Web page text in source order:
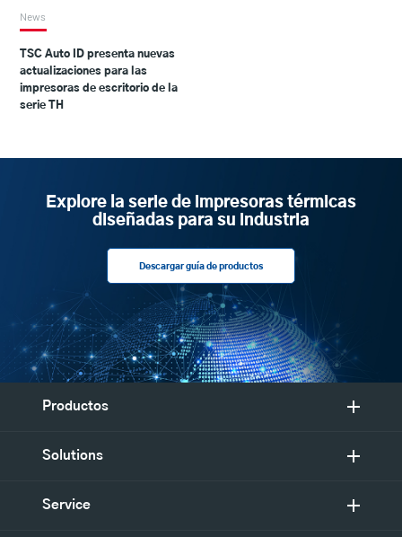
News
TSC Auto ID presenta nuevas
actualizaciones para las
impresoras de escritorio de la
serie TH
Explore la serie de impresoras térmicas
diseñadas para su industria
Descargar guía de productos
Productos
Solutions
Service